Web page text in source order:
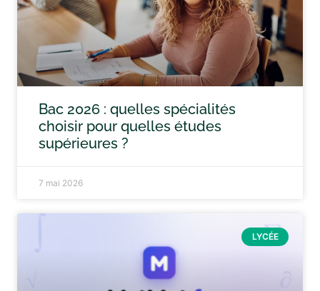
Bac 2026 : quelles spécialités
choisir pour quelles études
supérieures ?
7 mai 2026
LYCÉE